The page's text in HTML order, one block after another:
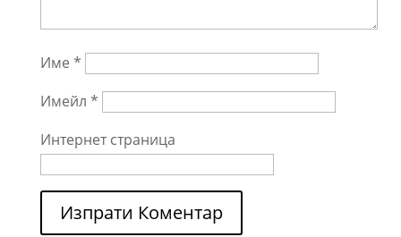
Име *
Имейл *
Интернет страница